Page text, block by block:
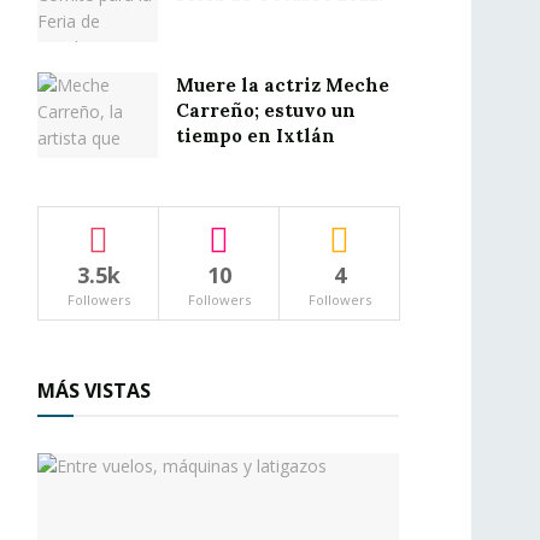
Muere la actriz Meche
Carreño; estuvo un
tiempo en Ixtlán
3.5k
Followers
10
Followers
4
Followers
MÁS VISTAS